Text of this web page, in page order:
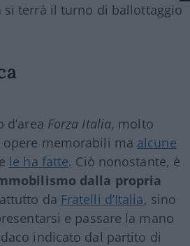
si terrà il turno di ballottaggio
d’area Forza Italia, molto
opere memorabili ma alcune
le ha fatte. Ciò nonostante, è
dalla propria
da Fratelli d’Italia, sino
e passare la mano
indicato dal partito di